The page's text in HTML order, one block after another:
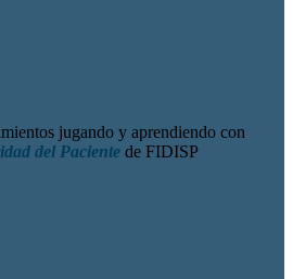
jugando y aprendiendo con
del Paciente de FIDISP